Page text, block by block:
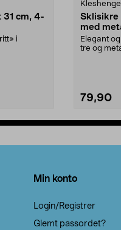
31 cm, 4-
i
Sklisikre
med
Elegant
tre og
79,90
Min konto
Login/Registrer
Glemt passordet?